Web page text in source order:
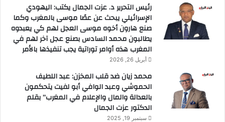
رئيس التحرير د. عزت الجمال يكتب: اليهودي
الإسرائيلي يبحث عن عصًا موسى بالمغرب وكما
صنع هارون أخوه موسى العجل لهم كي يعبدوه
يطالبون محمد السادس بصنع عجل آخر لهم في
المغرب هذه أوامر توراتية يجب تنفيذها بالأمر
أبريل 26, 2026
محمد زيان ضد قلب المخزن: عبد اللطيف
الحموشي وعبد الوافي أبو لفيت يتحكمون
بالعدالة والمال والإعلام في المغرب” بقلم
الدكتور عزت الجمال
سبتمبر 19, 2025